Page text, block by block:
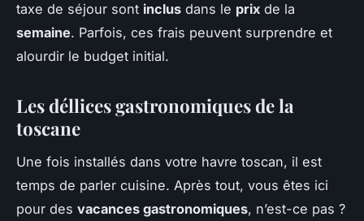
taxe de séjour sont inclus dans le prix de la
semaine. Parfois, ces frais peuvent surprendre et
alourdir le budget initial.
Les déllices gastronomiques de la
toscane
Une fois installés dans votre havre toscan, il est
temps de parler cuisine. Après tout, vous êtes ici
pour des vacances gastronomiques, n’est-ce pas ?